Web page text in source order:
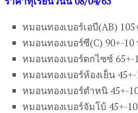
หมอนทองเบอร์เอบี(AB)
หมอนทองเบอร์ซี(C) 90+-
หมอนทองเบอร์ตกไซซ์
หมอนทองเบอร์ห้องเย็น
หมอนทองเบอร์ตำหนิ 45+-
หมอนทองเบอร์จัมโบ้ 45+-